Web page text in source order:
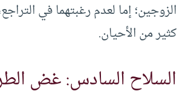
الزوجين؛ إما لعدم رغبتهما في
كثير من الأحيان.
السلاح السادس: غض